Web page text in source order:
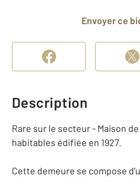
Envoyer ce
Description
Rare sur le secteur - Maison
habitables édifiée en 1927.
Cette demeure se compose